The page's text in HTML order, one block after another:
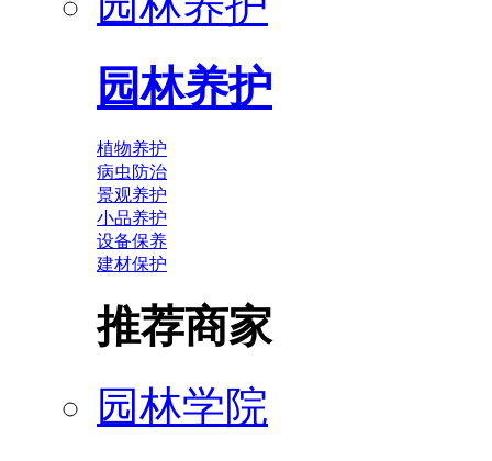
园林养护
植物养护
病虫防治
景观养护
小品养护
设备保养
建材保护
推荐商家
园林学院